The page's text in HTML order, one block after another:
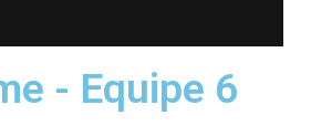
- Equipe 6